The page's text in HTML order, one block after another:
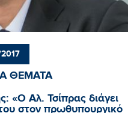
ΘΕΜΑΤΑ
«Ο Αλ. Τσίπρας διάγει
στον πρωθυπουργικό